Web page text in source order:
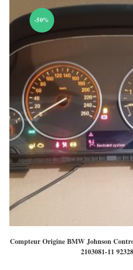
-50%
Compteur Origine BMW Johnson
2103081-11